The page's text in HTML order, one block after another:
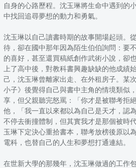
自身的心路歷程。沈玉琳將生命中遇到的
中找回追尋夢想的動力和勇氣。
沈玉琳以自己讀書時期的故事開場起頭。
待，卻在國中那年因為陌生伯伯詢問：要
的喜好，甚至還買稿紙創作武術小說，卻
上了高中後，對教科書興趣缺缺的他成績
己，沈玉琳曾離家出走、在外租房子。某
小子》後覺得自己與書中主角的情境類似
享，但父親聽完怒罵：「你才是被聯考拒
他，「我一直以來都以為自己是天才，認
不停去衝撞體制，但其實我才是那個被時
玉琳下定決心重拾書本，聯考放榜後原以
電科，也替自己的人生和夢想打通連結。
在世新大學的那幾年，沈玉琳做過的工作